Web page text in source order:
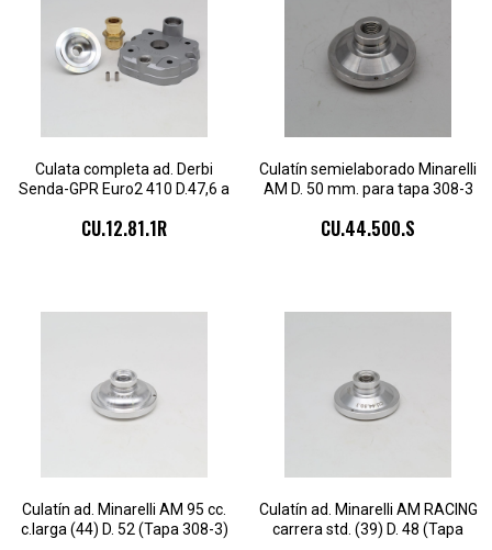
Culata completa ad. Derbi
Senda-GPR Euro2 410 D.47,6 a
CU.12.81.1R
Culatín semielaborado Minarelli
AM D. 50 mm. para tapa 308-3
CU.44.500.S
Culatín ad. Minarelli AM 95 cc.
c.larga (44) D. 52 (Tapa 308-3)
Culatín ad. Minarelli AM RACING
carrera std. (39) D. 48 (Tapa